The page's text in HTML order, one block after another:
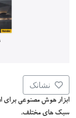
نشانک
ابزار هوش مصنوعی برای
سبک های مختلف.